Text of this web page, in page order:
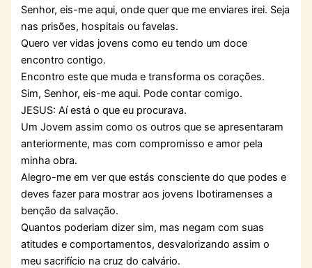
Senhor, eis-me aqui, onde quer que me enviares irei. Seja
nas prisões, hospitais ou favelas.
Quero ver vidas jovens como eu tendo um doce
encontro contigo.
Encontro este que muda e transforma os corações.
Sim, Senhor, eis-me aqui. Pode contar comigo.
JESUS: Aí está o que eu procurava.
Um Jovem assim como os outros que se apresentaram
anteriormente, mas com compromisso e amor pela
minha obra.
Alegro-me em ver que estás consciente do que podes e
deves fazer para mostrar aos jovens Ibotiramenses a
benção da salvação.
Quantos poderiam dizer sim, mas negam com suas
atitudes e comportamentos, desvalorizando assim o
meu sacrifício na cruz do calvário.